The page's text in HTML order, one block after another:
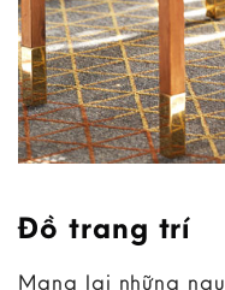
Đồ trang trí
Mang lại những